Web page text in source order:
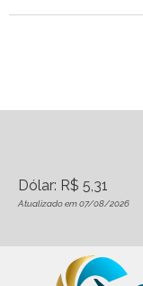
Dólar: R$ 5,31
Atualizado em 07/08/2026